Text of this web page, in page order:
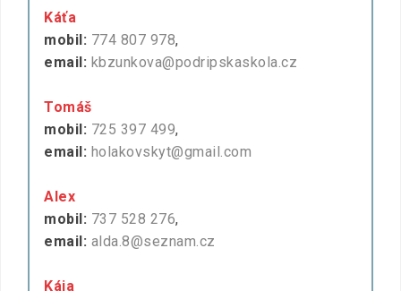
Káťa
mobil: 774 807 978,
email: kbzunkova@podripskaskola.cz
Tomáš
mobil: 725 397 499,
email: holakovskyt@gmail.com
Alex
mobil: 737 528 276,
email: alda.8@seznam.cz
Kája